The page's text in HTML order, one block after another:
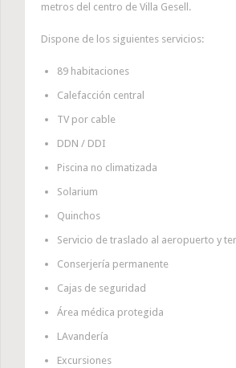
metros del centro de Villa Gesell.
Dispone de los siguientes servicios:
89 habitaciones
Calefacción central
TV por cable
DDN / DDI
Piscina no climatizada
Solarium
Quinchos
Servicio de traslado al aeropuerto y
Conserjería permanente
Cajas de seguridad
Área médica protegida
LAvandería
Excursiones